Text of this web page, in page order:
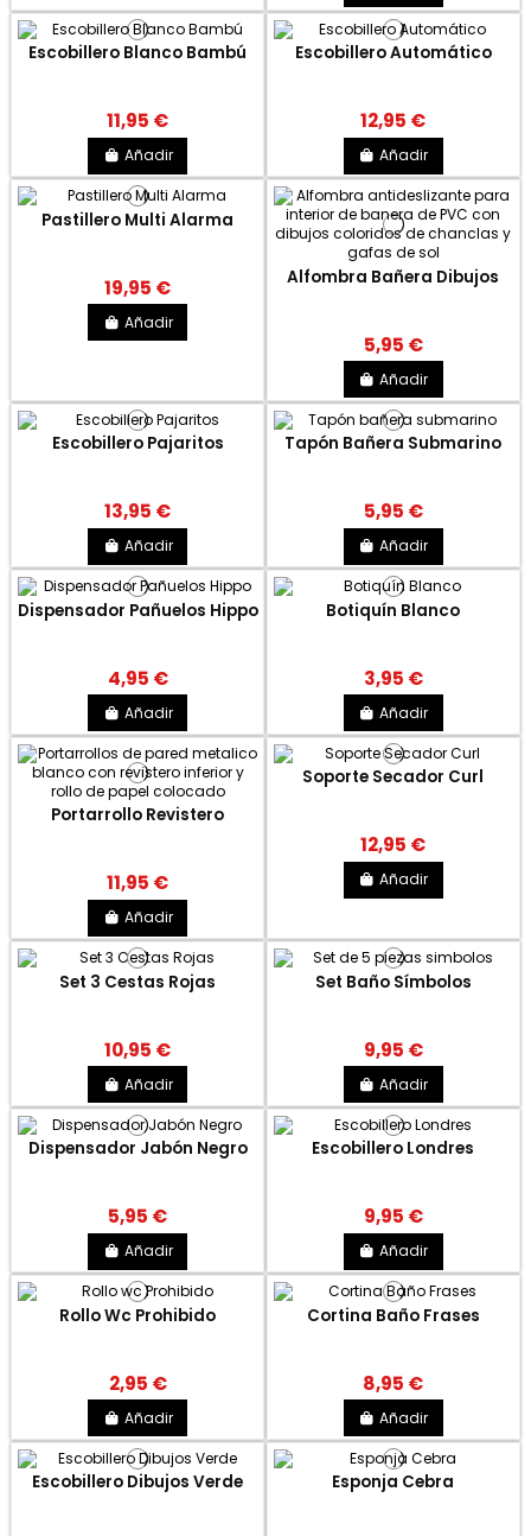
Escobillero Blanco Bambú
11,95 €
Añadir
Escobillero Automático
12,95 €
Añadir
Pastillero Multi Alarma
19,95 €
Añadir
Alfombra Bañera Dibujos
5,95 €
Añadir
Escobillero Pajaritos
13,95 €
Añadir
Tapón Bañera Submarino
5,95 €
Añadir
Dispensador Pañuelos Hippo
4,95 €
Añadir
Botiquín Blanco
3,95 €
Añadir
Portarrollo Revistero
11,95 €
Añadir
Soporte Secador Curl
12,95 €
Añadir
Set 3 Cestas Rojas
10,95 €
Añadir
Set Baño Símbolos
9,95 €
Añadir
Dispensador Jabón Negro
5,95 €
Añadir
Escobillero Londres
9,95 €
Añadir
Rollo Wc Prohibido
2,95 €
Añadir
Cortina Baño Frases
8,95 €
Añadir
Escobillero Dibujos Verde Esponja Cebra